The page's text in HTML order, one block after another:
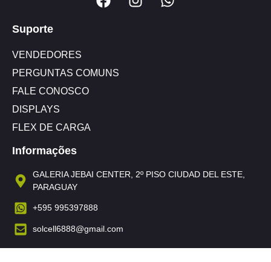
Suporte
VENDEDORES
PERGUNTAS COMUNS
FALE CONOSCO
DISPLAYS
FLEX DE CARGA
Informações
GALERIA JEBAI CENTER, 2º PISO CIUDAD DEL ESTE,
PARAGUAY
+595 995397888
solcell6888@gmail.com